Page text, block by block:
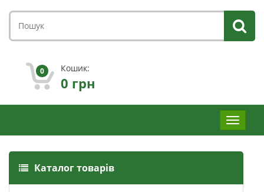
0 Кошик:
0 грн
Меню
Каталог товарів